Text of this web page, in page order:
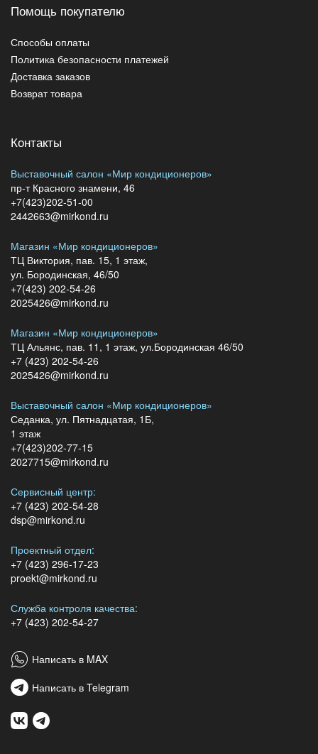
Помощь покупателю
Способы оплаты
Политика безопасности платежей
Доставка заказов
Возврат товара
Контакты
Выставочный салон «Мир кондиционеров»
пр-т Красного знамени, 46
+7(423)202-51-00
2442663@mirkond.ru
Магазин «Мир кондиционеров»
ТЦ Виктория, пав. 15, 1 этаж,
ул. Бородинская, 46/50
+7(423) 202-54-26
2025426@mirkond.ru
Магазин «Мир кондиционеров»
ТЦ Альянс, пав. 11, 1 этаж, ул.Бородинская 46/50
+7 (423) 202-54-26
2025426@mirkond.ru
Выставочный салон «Мир кондиционеров»
Седанка, ул. Пятнадцатая, 1Б,
1 этаж
+7(423)202-77-15
2027715@mirkond.ru
Сервисный центр:
+7 (423) 202-54-28
dsp@mirkond.ru
Проектный отдел:
+7 (423) 296-17-23
proekt@mirkond.ru
Служба контроля качества:
+7 (423) 202-54-27
Написать в MAX
Написать в Telegram